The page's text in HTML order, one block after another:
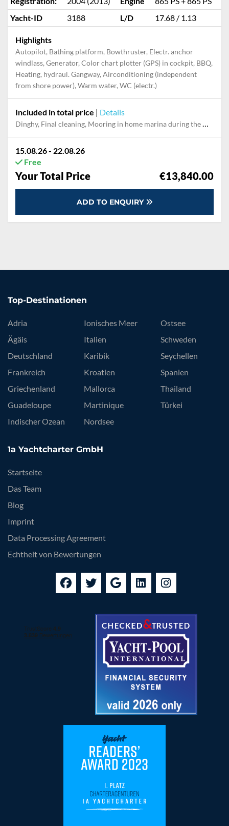
Yacht-ID
3188 L/D 17.68 / 1.13
Highlights
Autopilot, Bathing platform, Bowthruster, Electr. anchor
windlass, Generator, Color chart plotter (GPS) in cockpit, BBQ,
Heating, hydraul. Gangway, Airconditioning (independent
from shore power), Warm water, WC (electr.)
Included in total price | Details
Dinghy, Final cleaning, Mooring in home marina during the whole charter, Outboard engine, Permit / Transitlog, Pillow, blanket, sheets, duvet cover
15.08.26 - 22.08.26
Free
Your Total Price €13,840.00
ADD TO ENQUIRY
Top-Destinationen
Adria
Ägäis
Deutschland
Frankreich
Griechenland
Guadeloupe
Indischer Ozean
Ionisches Meer
Italien
Karibik
Kroatien
Mallorca
Martinique
Nordsee
Ostsee
Schweden
Seychellen
Spanien
Thailand
Türkei
1a Yachtcharter GmbH
Startseite
Das Team
Blog
Imprint
Data Processing Agreement
Echtheit von Bewertungen